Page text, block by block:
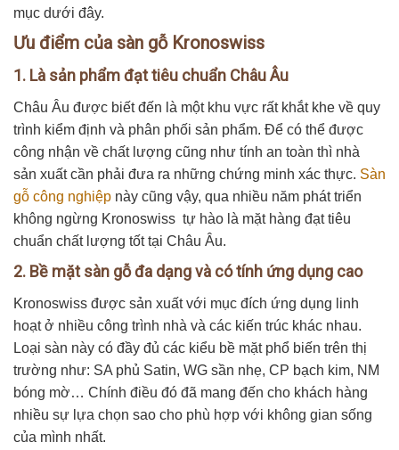
mục dưới đây.
Ưu điểm của sàn gỗ Kronoswiss
1. Là sản phẩm đạt tiêu chuẩn Châu Âu
Châu Âu được biết đến là một khu vực rất khắt khe về quy
trình kiểm định và phân phối sản phẩm. Để có thể được
công nhận về chất lượng cũng như tính an toàn thì nhà
sản xuất cần phải đưa ra những chứng minh xác thực. Sàn
gỗ công nghiệp này cũng vậy, qua nhiều năm phát triển
không ngừng Kronoswiss tự hào là mặt hàng đạt tiêu
chuẩn chất lượng tốt tại Châu Âu.
2. Bề mặt sàn gỗ đa dạng và có tính ứng dụng cao
Kronoswiss được sản xuất với mục đích ứng dụng linh
hoạt ở nhiều công trình nhà và các kiến trúc khác nhau.
Loại sàn này có đầy đủ các kiểu bề mặt phổ biến trên thị
trường như: SA phủ Satin, WG sần nhẹ, CP bạch kim, NM
bóng mờ… Chính điều đó đã mang đến cho khách hàng
nhiều sự lựa chọn sao cho phù hợp với không gian sống
của mình nhất.